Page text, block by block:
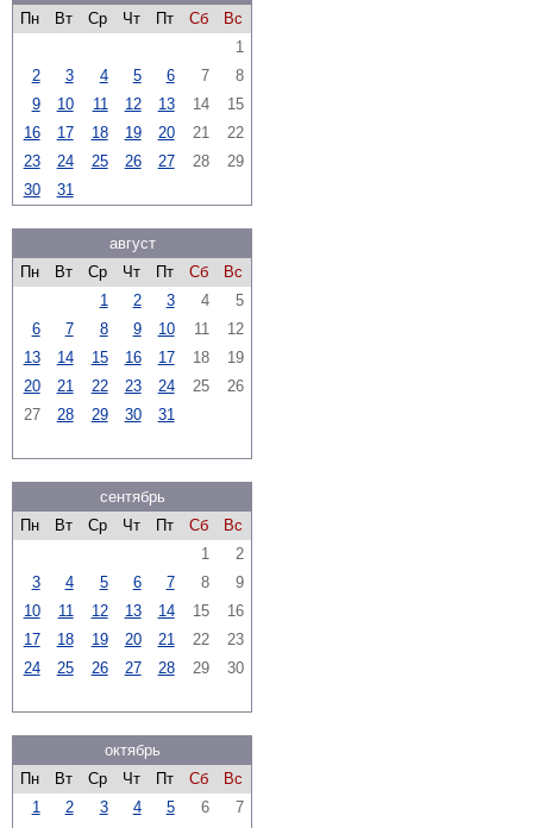
Пн
Вт Ср Чт Пт Сб
Вс
1
2
3 4 5 6 7
8
9
10 11 12 13 14
15
16
17 18 19 20 21
22
23
24 25 26 27 28
29
30
31
август
Пн
Вт Ср Чт Пт Сб
Вс
1
2 3 4
5
6
7 8 9 10 11
12
13
14 15 16 17 18
19
20
21 22 23 24 25
26
27
28 29 30 31
сентябрь
Пн
Вт Ср Чт Пт Сб
Вс
1
2
3
4 5 6 7 8
9
10
11 12 13 14 15
16
17
18 19 20 21 22
23
24
25 26 27 28 29 30
октябрь
Пн
Вт Ср Чт Пт Сб
Вс
1
2 3 4 5 6
7